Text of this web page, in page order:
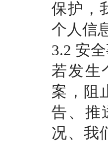
保护，
个人信
3.2 安
若发生
案，阻
告、推
况、我